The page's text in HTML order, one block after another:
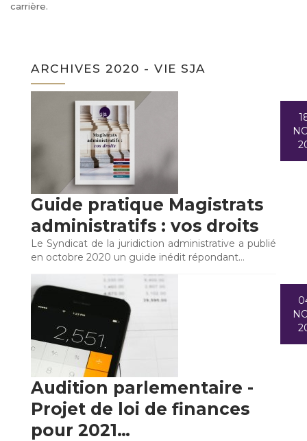
carrière.
ARCHIVES 2020 - VIE SJA
Guide pratique Magistrats
administratifs : vos droits
Le Syndicat de la juridiction administrative a publié
en octobre 2020 un guide inédit répondant…
Audition parlementaire -
Projet de loi de finances
pour 2021…